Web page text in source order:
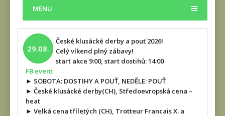
MENU
29.08.
České klusácké derby a pouť 2026!
Celý víkend plný zábavy!
start akce 9:00, start dostihů: 14:00
FB event
► SOBOTA: DOSTIHY A POUŤ, NEDĚLE: POUŤ
► České klusácké derby(CH), Středoevropská cena –
heat
► Velká cena tříletých (CH), Trotteur Francais X. a